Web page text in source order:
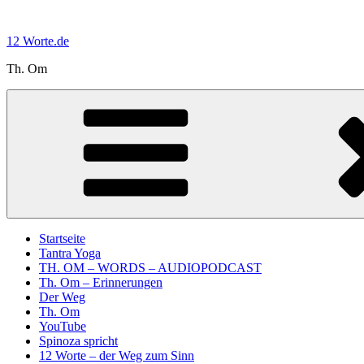
springen
12 Worte.de
Th. Om
Startseite
Tantra Yoga
TH. OM – WORDS – AUDIOPODCAST
Th. Om – Erinnerungen
Der Weg
Th. Om
YouTube
Spinoza spricht
12 Worte – der Weg zum Sinn